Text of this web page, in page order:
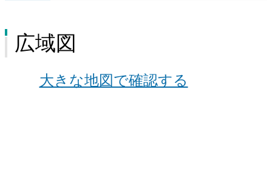
広域図
大きな地図で確認する